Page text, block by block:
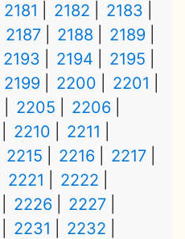
2181 2182
2183
2187 2188
2189
2193 2194
2195
2199 2200
2201
2205
2206
2210
2211
2215 2216
2217
2221
2222
2226
2227
2231
2232